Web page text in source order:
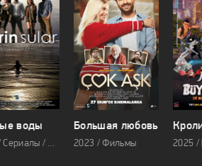
воды
2011 / Сериалы / Драма
Большая любовь
2023 / Фильмы